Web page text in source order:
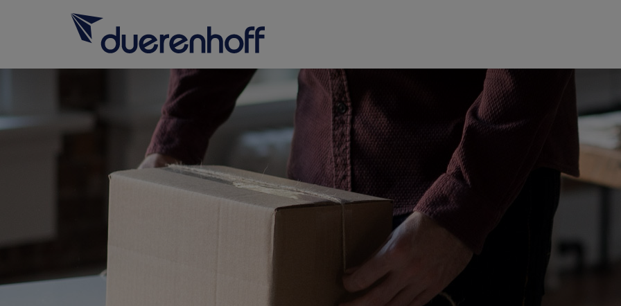
Für SAP-Fachkräfte
Für SAP-Arbeitgeber
Über duerenhoff
Rufen Sie uns an
0662 2324444
Für SAP-Fachkräfte
Initiativ bewerben